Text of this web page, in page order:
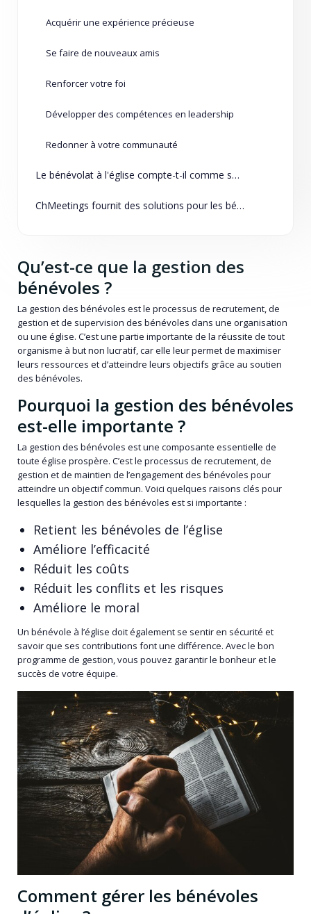
Acquérir une expérience précieuse
Se faire de nouveaux amis
Renforcer votre foi
Développer des compétences en leadership
Redonner à votre communauté
Le bénévolat à l'église compte-t-il comme service communautaire ?
ChMeetings fournit des solutions pour les bénévoles
Qu’est-ce que la gestion des
bénévoles ?
La gestion des bénévoles est le processus de recrutement, de
gestion et de supervision des bénévoles dans une organisation
ou une église. C’est une partie importante de la réussite de tout
organisme à but non lucratif, car elle leur permet de maximiser
leurs ressources et d’atteindre leurs objectifs grâce au soutien
des bénévoles.
Pourquoi la gestion des bénévoles
est-elle importante ?
La gestion des bénévoles est une composante essentielle de
toute église prospère. C’est le processus de recrutement, de
gestion et de maintien de l’engagement des bénévoles pour
atteindre un objectif commun. Voici quelques raisons clés pour
lesquelles la gestion des bénévoles est si importante :
Retient les bénévoles de l’église
Améliore l’efficacité
Réduit les coûts
Réduit les conflits et les risques
Améliore le moral
Un bénévole à l’église doit également se sentir en sécurité et
savoir que ses contributions font une différence. Avec le bon
programme de gestion, vous pouvez garantir le bonheur et le
succès de votre équipe.
Comment gérer les bénévoles